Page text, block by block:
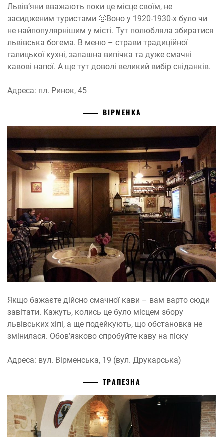
Львів’яни вважають поки це місце своїм, не
засидженим туристами 🙂Воно у 1920-1930-х було чи
не найпопулярнішим у місті. Тут полюбляла збиратися
львівська богема. В меню – страви традиційної
галицької кухні, запашна випічка та дуже смачні
кавові напої. А ще тут доволі великий вибір сніданків.
Адреса: пл. Ринок, 45
ВІРМЕНКА
Якщо бажаєте дійсно смачної кави – вам варто сюди
завітати. Кажуть, колись це було місцем збору
львівських хіпі, а ще подейкують, що обстановка не
змінилася. Обов’язково спробуйте каву на піску
Адреса: вул. Вірменська, 19 (вул. Друкарська)
ТРАПЕЗНА